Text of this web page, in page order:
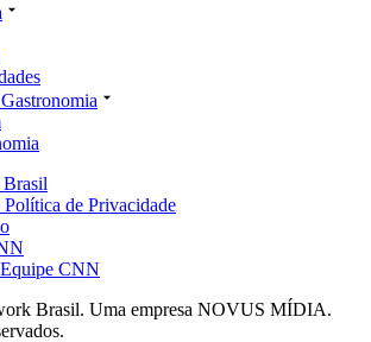
de Privacidade
CNN
Brasil. Uma empresa NOVUS MÍDIA.